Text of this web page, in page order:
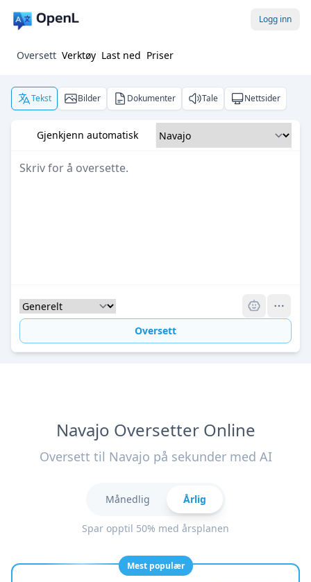
Logg inn
Oversett Verktøy Last ned Priser
Tekst Bilder Dokumenter Tale Nettsider
Gjenkjenn automatisk
Oversett
Navajo Oversetter Online
Oversett til Navajo på sekunder med AI
Månedlig Årlig
Spar opptil 50% med årsplanen
Mest populær